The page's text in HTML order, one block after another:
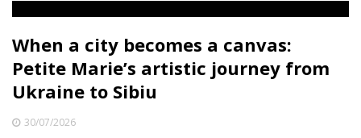
When a city becomes a canvas:
Petite Marie’s artistic journey from
Ukraine to Sibiu
30/07/2026